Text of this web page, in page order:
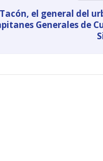
el general del
Generales de